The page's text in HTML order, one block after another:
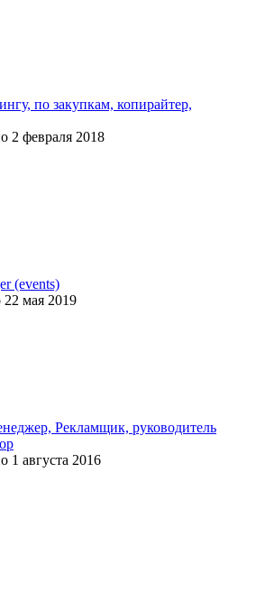
по закупкам, копирайтер,
2 февраля 2018
(events)
22 мая 2019
Рекламщик, руководитель
1 августа 2016